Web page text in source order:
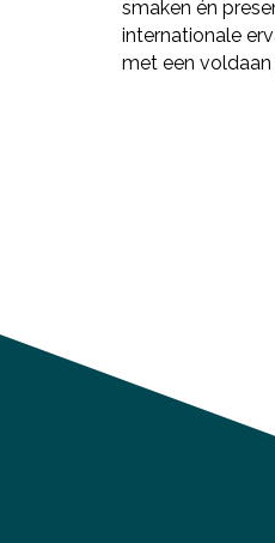
smaken én
internationale
met een